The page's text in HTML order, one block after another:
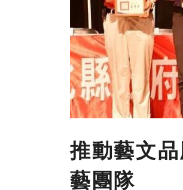
推動藝文
藝團隊